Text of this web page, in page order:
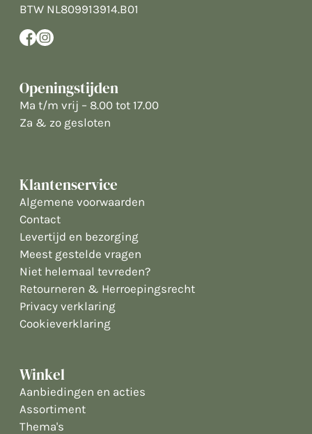
BTW NL809913914.B01
Openingstijden
Ma t/m vrij – 8.00 tot 17.00
Za & zo gesloten
Klantenservice
Algemene voorwaarden
Contact
Levertijd en bezorging
Meest gestelde vragen
Niet helemaal tevreden?
Retourneren & Herroepingsrecht
Privacy verklaring
Cookieverklaring
Winkel
Aanbiedingen en acties
Assortiment
Thema's